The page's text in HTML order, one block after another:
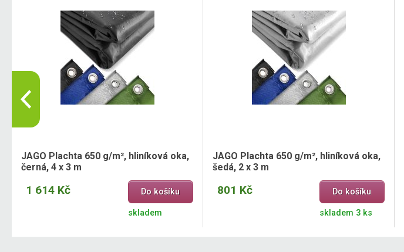
JAGO Plachta 650 g/m², hliníková oka,
černá, 4 x 3 m
1 614 Kč Do košíku
skladem
JAGO Plachta 650 g/m², hliníková oka,
šedá, 2 x 3 m
801 Kč Do košíku
skladem 3 ks